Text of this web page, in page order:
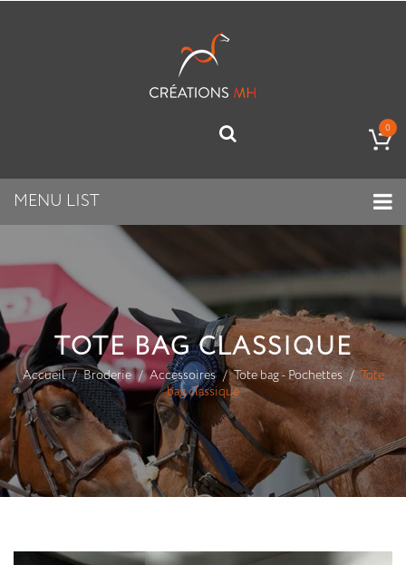
0
MENU LIST
TOTE BAG CLASSIQUE
Accueil Broderie Accessoires Tote bag - Pochettes
Tote
bag classique